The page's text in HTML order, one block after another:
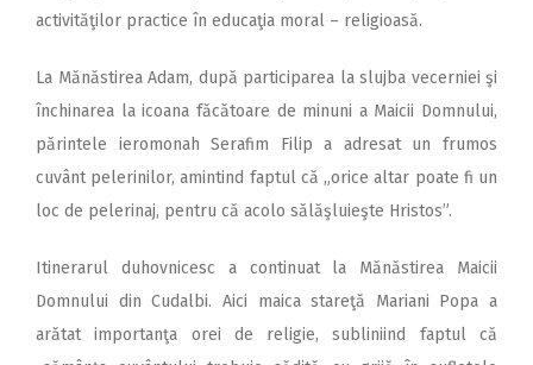
activităţilor practice în educaţia moral – religioasă.
La Mănăstirea Adam, după participarea la slujba vecerniei şi
închinarea la icoana făcătoare de minuni a Maicii Domnului,
părintele ieromonah Serafim Filip a adresat un frumos
cuvânt pelerinilor, amintind faptul că „orice altar poate fi un
loc de pelerinaj, pentru că acolo sălăşluieşte Hristos”.
Itinerarul duhovnicesc a continuat la Mănăstirea Maicii
Domnului din Cudalbi. Aici maica stareţă Mariani Popa a
arătat importanţa orei de religie, subliniind faptul că